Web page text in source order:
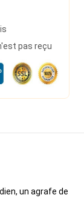
pas reçu
un agrafe de